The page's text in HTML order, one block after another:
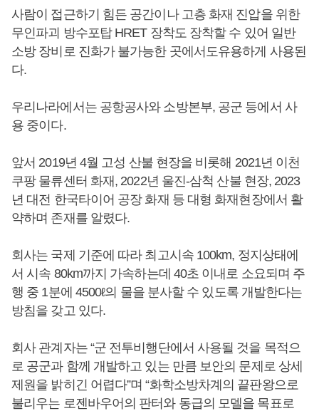
사람이 접근하기 힘든 공간이나 고층 화재 진압을 위한
무인파괴 방수포탑 HRET 장착도 장착할 수 있어 일반
소방 장비로 진화가 불가능한 곳에서도유용하게 사용된
다.
우리나라에서는 공항공사와 소방본부, 공군 등에서 사
용 중이다.
앞서 2019년 4월 고성 산불 현장을 비롯해 2021년 이천
쿠팡 물류센터 화재, 2022년 울진-삼척 산불 현장, 2023
년 대전 한국타이어 공장 화재 등 대형 화재현장에서 활
약하며 존재를 알렸다.
회사는 국제 기준에 따라 최고시속 100km, 정지상태에
서 시속 80km까지 가속하는데 40초 이내로 소요되며 주
행 중 1분에 4500ℓ의 물을 분사할 수 있도록 개발한다는
방침을 갖고 있다.
회사 관계자는 “군 전투비행단에서 사용될 것을 목적으
로 공군과 함께 개발하고 있는 만큼 보안의 문제로 상세
제원을 밝히긴 어렵다”며 “화학소방차계의 끝판왕으로
불리우는 로젠바우어의 판터와 동급의 모델을 목표로